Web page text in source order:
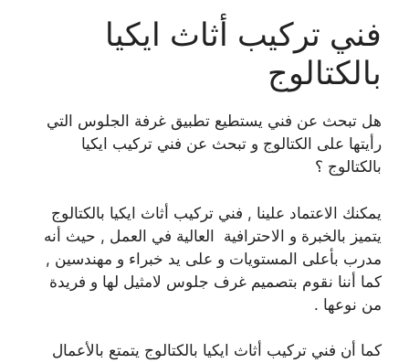
فني تركيب أثاث ايكيا
بالكتالوج
هل تبحث عن فني يستطيع تطبيق غرفة الجلوس التي
رأيتها على الكتالوج و تبحث عن فني تركيب ايكيا
بالكتالوج ؟
يمكنك الاعتماد علينا , فني تركيب أثاث ايكيا بالكتالوج
يتميز بالخبرة و الاحترافية العالية في العمل , حيث أنه
مدرب بأعلى المستويات و على يد خبراء و مهندسين ,
كما أننا نقوم بتصميم غرف جلوس لامثيل لها و فريدة
من نوعها .
كما أن فني تركيب أثاث ايكيا بالكتالوج يتمتع بالأعمال